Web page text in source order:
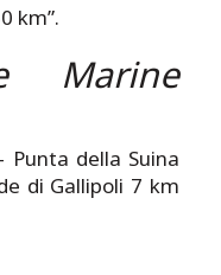
km”.
Marine
Punta della Suina
di Gallipoli 7 km